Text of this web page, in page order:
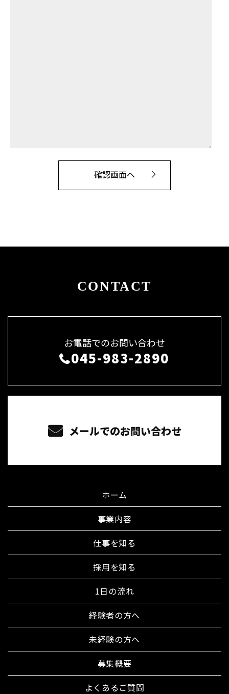
CONTACT
お電話でのお問い合わせ
045-983-2890
メールでのお問い合わせ
ホーム
事業内容
仕事を知る
採用を知る
1日の流れ
経験者の方へ
未経験の方へ
募集概要
よくあるご質問